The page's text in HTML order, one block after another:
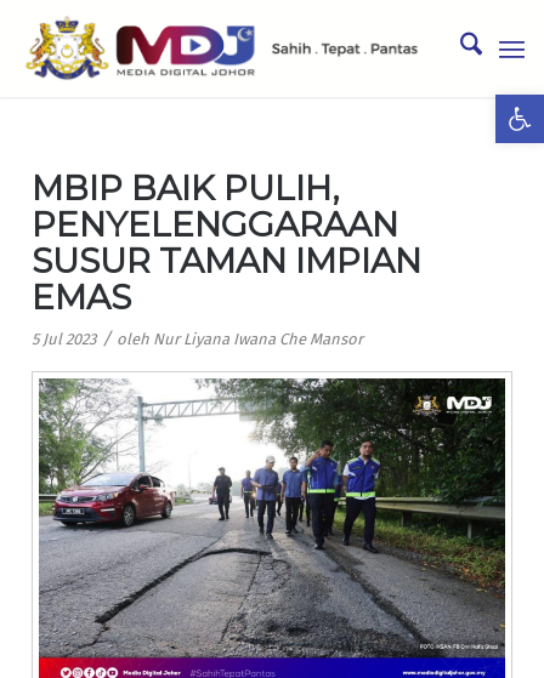
MBIP BAIK PULIH,
PENYELENGGARAAN
SUSUR TAMAN IMPIAN
EMAS
5 Jul 2023 / oleh Nur Liyana Iwana Che Mansor